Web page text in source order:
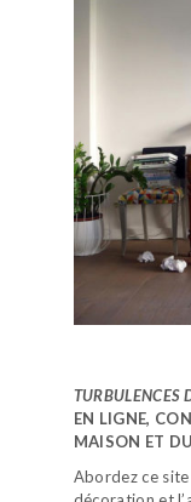
TURBULENCES
EN LIGNE,
MAISON ET
Abordez ce